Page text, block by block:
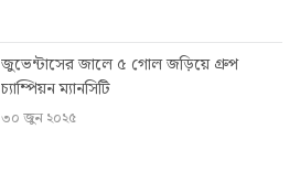
জুভেন্টাসের জালে ৫ গোল জড়িয়ে গ্রুপ
চ্যাম্পিয়ন ম্যানসিটি
৩০ জুন ২০২৫